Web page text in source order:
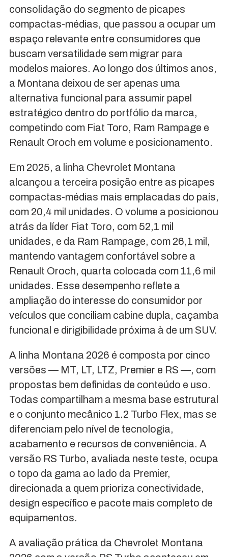
consolidação do segmento de picapes
compactas-médias, que passou a ocupar um
espaço relevante entre consumidores que
buscam versatilidade sem migrar para
modelos maiores. Ao longo dos últimos anos,
a Montana deixou de ser apenas uma
alternativa funcional para assumir papel
estratégico dentro do portfólio da marca,
competindo com Fiat Toro, Ram Rampage e
Renault Oroch em volume e posicionamento.
Em 2025, a linha Chevrolet Montana
alcançou a terceira posição entre as picapes
compactas-médias mais emplacadas do país,
com 20,4 mil unidades. O volume a posicionou
atrás da líder Fiat Toro, com 52,1 mil
unidades, e da Ram Rampage, com 26,1 mil,
mantendo vantagem confortável sobre a
Renault Oroch, quarta colocada com 11,6 mil
unidades. Esse desempenho reflete a
ampliação do interesse do consumidor por
veículos que conciliam cabine dupla, caçamba
funcional e dirigibilidade próxima à de um SUV.
A linha Montana 2026 é composta por cinco
versões — MT, LT, LTZ, Premier e RS —, com
propostas bem definidas de conteúdo e uso.
Todas compartilham a mesma base estrutural
e o conjunto mecânico 1.2 Turbo Flex, mas se
diferenciam pelo nível de tecnologia,
acabamento e recursos de conveniência. A
versão RS Turbo, avaliada neste teste, ocupa
o topo da gama ao lado da Premier,
direcionada a quem prioriza conectividade,
design específico e pacote mais completo de
equipamentos.
A avaliação prática da Chevrolet Montana